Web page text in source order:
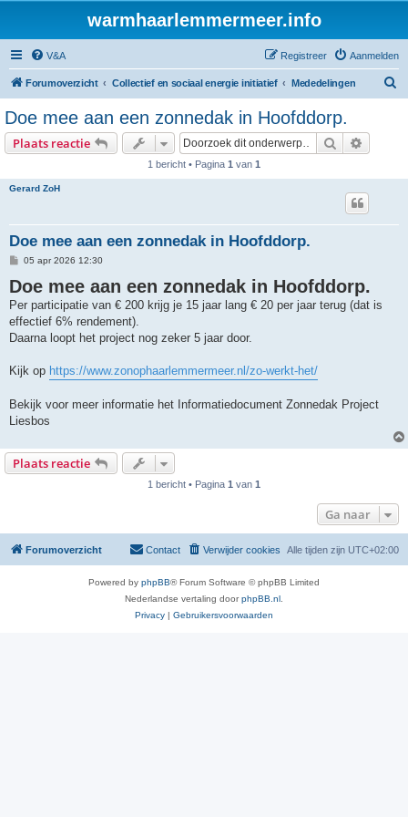
warmhaarlemmermeer.info
V&A Aanmelden
Registreer
Forumoverzicht Collectief en sociaal energie initiatief Mededelingen
Doe mee aan een zonnedak in Hoofddorp.
Plaats reactie Zoek
1 bericht • Pagina 1 van 1
Gerard ZoH
Doe mee aan een zonnedak in Hoofddorp.
B
r
i
c
t
05 apr 2026 12:30
Doe mee aan een zonnedak in Hoofddorp.
Per participatie van € 200 krijg je 15 jaar lang € 20 per jaar terug (dat is
effectief 6% rendement).
Daarna loopt het project nog zeker 5 jaar door.
Kijk op https://www.zonophaarlemmermeer.nl/zo-werkt-het/
Bekijk voor meer informatie het Informatiedocument Zonnedak Project
Liesbos
Plaats reactie
1 bericht • Pagina 1 van 1
Ga naar
Forumoverzicht Alle tijden zijn UTC+02:00
Verwijder cookies
Contact
Powered by phpBB® Forum Software © phpBB Limited
Nederlandse vertaling doorphpBB.nl
Privacy | Gebruikersvoorwaarden